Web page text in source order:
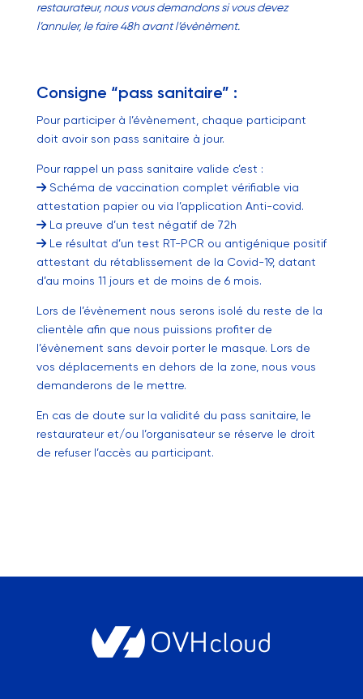
restaurateur, nous vous demandons si vous devez
l’annuler, le faire 48h avant l’évènèment.
Consigne “pass sanitaire” :
Pour participer à l’évènement, chaque participant
doit avoir son pass sanitaire à jour.
Pour rappel un pass sanitaire valide c’est :
Schéma de vaccination complet vérifiable via
attestation papier ou via l’application Anti-covid.
La preuve d’un test négatif de 72h
Le résultat d’un test RT-PCR ou antigénique positif
attestant du rétablissement de la Covid-19, datant
d’au moins 11 jours et de moins de 6 mois.
Lors de l’évènement nous serons isolé du reste de la
clientèle afin que nous puissions profiter de
l’évènement sans devoir porter le masque. Lors de
vos déplacements en dehors de la zone, nous vous
demanderons de le mettre.
En cas de doute sur la validité du pass sanitaire, le
restaurateur et/ou l’organisateur se réserve le droit
de refuser l’accès au participant.